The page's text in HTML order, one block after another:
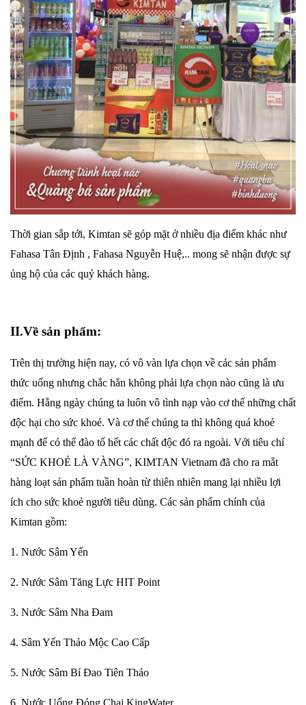
Thời gian sắp tới, Kimtan sẽ góp mặt ở nhiều địa điểm khác như
Fahasa Tân Định , Fahasa Nguyễn Huệ,.. mong sẽ nhận được sự
ủng hộ của các quý khách hàng.
II.Về sản phẩm:
Trên thị trường hiện nay, có vô vàn lựa chọn về các sản phẩm
thức uống nhưng chắc hẳn không phải lựa chọn nào cũng là ưu
điểm. Hằng ngày chúng ta luôn vô tình nạp vào cơ thể những chất
độc hại cho sức khoẻ. Và cơ thể chúng ta thì không quá khoẻ
mạnh để có thể đào tố hết các chất độc đó ra ngoài. Với tiêu chí
“SỨC KHOẺ LÀ VÀNG”, KIMTAN Vietnam đã cho ra mắt
hàng loạt sản phẩm tuần hoàn từ thiên nhiên mang lại nhiều lợi
ích cho sức khoẻ người tiêu dùng. Các sản phẩm chính của
Kimtan gồm:
1. Nước Sâm Yến
2. Nước Sâm Tăng Lực HIT Point
3. Nước Sâm Nha Đam
4. Sâm Yến Thảo Mộc Cao Cấp
5. Nước Sâm Bí Đao Tiên Thảo
6. Nước Uống Đóng Chai KingWater